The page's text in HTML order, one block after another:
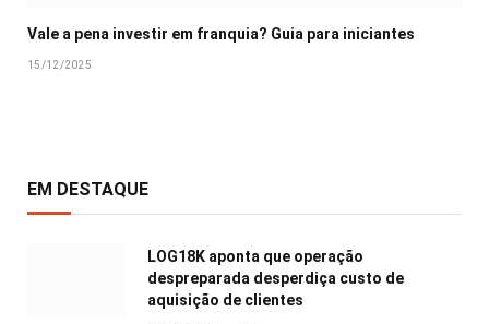
Vale a pena investir em franquia? Guia para iniciantes
15/12/2025
EM DESTAQUE
LOG18K aponta que operação
despreparada desperdiça custo de
aquisição de clientes